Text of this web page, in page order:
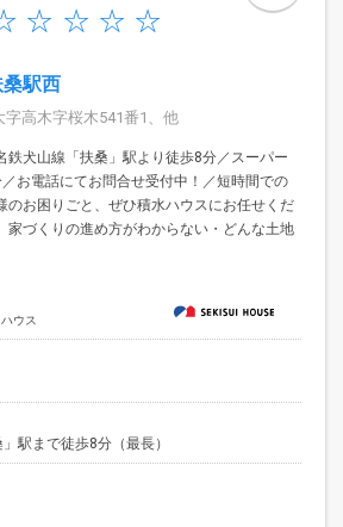
駅西
高木字桜木541番1、他
鉄犬山線「扶桑」駅より徒歩8分／スーパー
／お電話にてお問合せ受付中！／短時間での
のお困りごと、ぜひ積水ハウスにお任せくだ
家づくりの進め方がわからない・どんな土地
ウス
駅まで徒歩8分（最長）